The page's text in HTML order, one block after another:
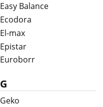
Easy Balance
Ecodora
El-max
Epistar
Euroborr
G
Geko